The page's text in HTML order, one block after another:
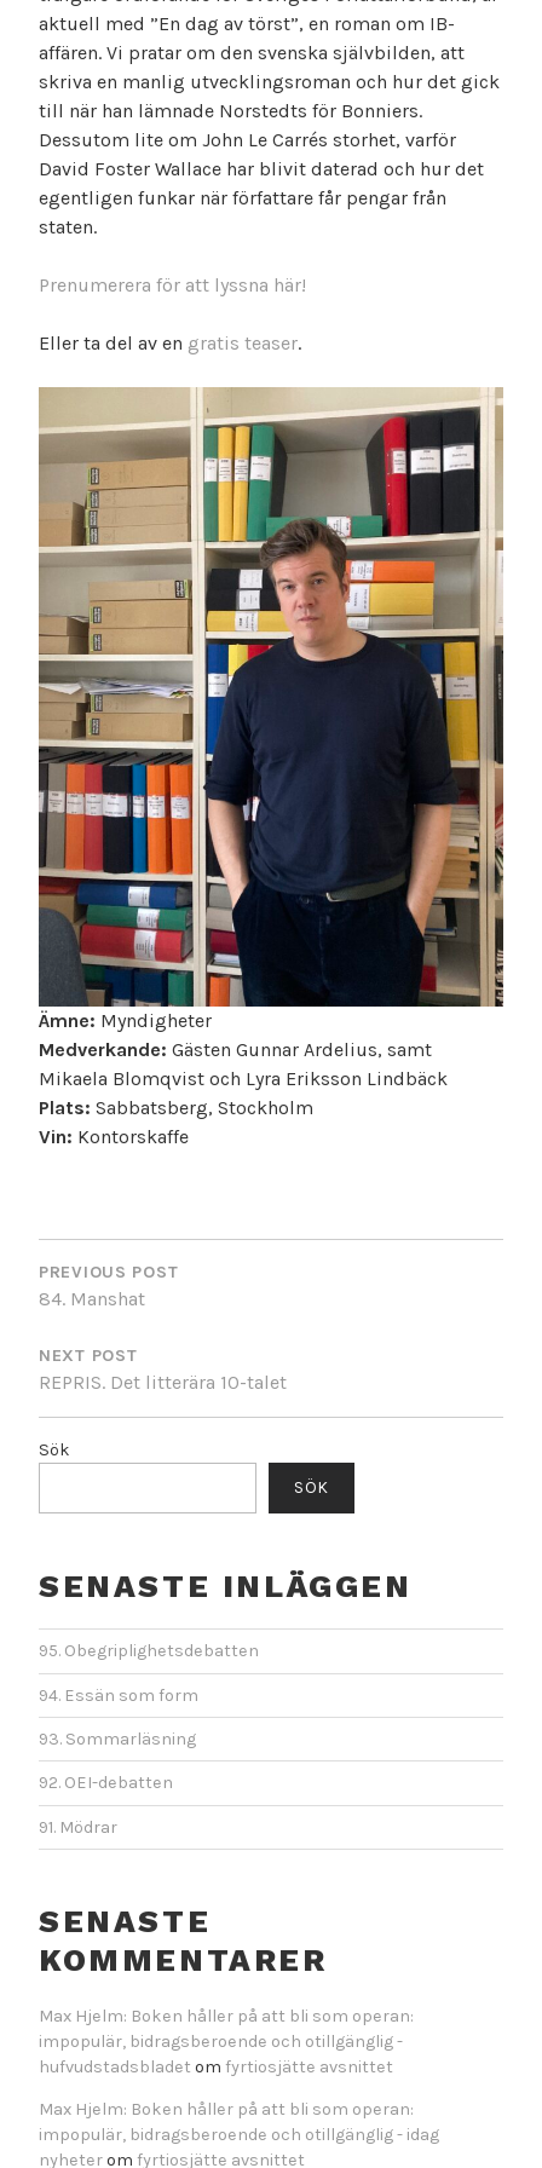
aktuell med ”En dag av törst”, en roman om IB-
affären. Vi pratar om den svenska självbilden, att
skriva en manlig utvecklingsroman och hur det gick
till när han lämnade Norstedts för Bonniers.
Dessutom lite om John Le Carrés storhet, varför
David Foster Wallace har blivit daterad och hur det
egentligen funkar när författare får pengar från
staten.
Prenumerera för att lyssna här!
Eller ta del av en gratis teaser.
Ämne: Myndigheter
Medverkande: Gästen Gunnar Ardelius, samt
Mikaela Blomqvist och Lyra Eriksson Lindbäck
Plats: Sabbatsberg, Stockholm
Vin: Kontorskaffe
INLÄGGSNAVIGERING
PREVIOUS POST
84. Manshat
NEXT POST
REPRIS. Det litterära 10-talet
Sök
SÖK
SENASTE INLÄGGEN
95. Obegriplighetsdebatten
94. Essän som form
93. Sommarläsning
92. OEI-debatten
91. Mödrar
SENASTE
KOMMENTARER
Max Hjelm: Boken håller på att bli som operan:
impopulär, bidragsberoende och otillgänglig -
hufvudstadsbladet om fyrtiosjätte avsnittet
Max Hjelm: Boken håller på att bli som operan:
impopulär, bidragsberoende och otillgänglig - idag
nyheterom fyrtiosjätte avsnittet